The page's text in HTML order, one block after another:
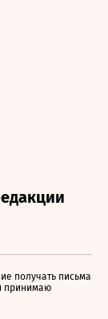
получать письма
принимаю